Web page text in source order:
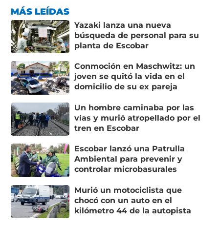
MÁS LEÍDAS
Yazaki lanza una nueva
búsqueda de personal para su
planta de Escobar
Conmoción en Maschwitz: un
joven se quitó la vida en el
domicilio de su ex pareja
Un hombre caminaba por las
vías y murió atropellado por el
tren en Escobar
Escobar lanzó una Patrulla
Ambiental para prevenir y
controlar microbasurales
Murió un motociclista que
chocó con un auto en el
kilómetro 44 de la autopista